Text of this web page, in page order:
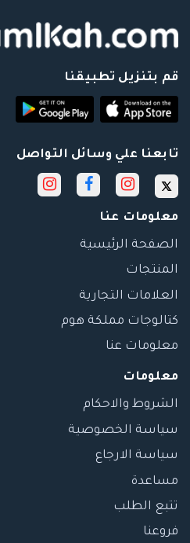
قم بتنزيل تطبيقنا
تابعنا علي وسائل التواصل
معلومات عنا
الصفحة الرئيسية
المنتجات
العلامات التجارية
كتالوجات مملكة هوم
معلومات عنا
معلومات
الشروط والاحكام
سياسة الخصوصية
سياسة الارجاع
مساعدة
تتبع الطلب
فروعنا